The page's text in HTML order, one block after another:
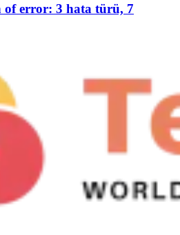
error: 3 hata türü, 7